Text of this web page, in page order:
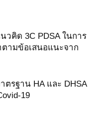
วคิด 3C PDSA ในการ
ามข้อเสนอแนะจาก
ตรฐาน HA และ DHSA
19